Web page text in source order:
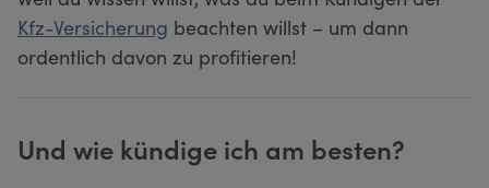
Kfz-Versicherung beachten willst – um dann
ordentlich davon zu profitieren!
Und wie kündige ich am besten?